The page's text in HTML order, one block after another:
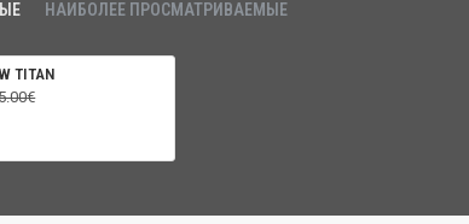
НАИБОЛЕЕ ПРОСМАТРИВАЕМЫЕ
TITAN